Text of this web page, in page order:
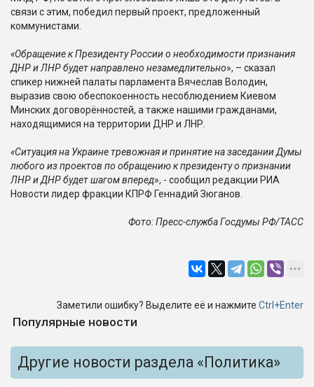
связи с этим, победил первый проект, предложенный
коммунистами.
«Обращение к Президенту России о необходимости признания
ДНР и ЛНР будет направлено незамедлительно», – сказал
спикер нижней палаты парламента Вячеслав Володин,
выразив свою обеспокоенность несоблюдением Киевом
Минских договорённостей, а также нашими гражданами,
находящимися на территории ДНР и ЛНР.
«Ситуация на Украине тревожная и принятие на заседании Думы
любого из проектов по обращению к президенту о признании
ЛНР и ДНР будет шагом вперед», - сообщил редакции РИА
Новости лидер фракции КПРФ Геннадий Зюганов.
Фото:Пресс-служба Госдумы РФ/ТАСС
Заметили ошибку? Выделите её и нажмите Ctrl+Enter
Популярные новости
Другие новости раздела «Политика»